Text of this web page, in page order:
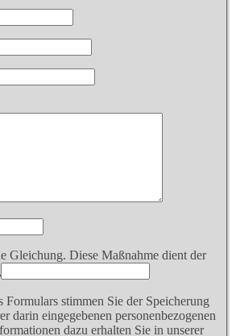
Gleichung. Diese Maßnahme dient der
Formulars stimmen Sie der Speicherung
darin eingegebenen personenbezogenen
dazu erhalten Sie in unserer